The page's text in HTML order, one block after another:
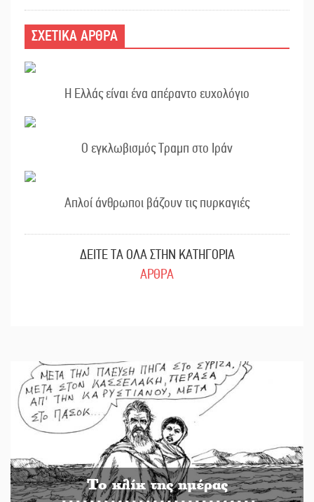
ΣΧΕΤΙΚΑ ΑΡΘΡΑ
Η Ελλάς είναι ένα απέραντο ευχολόγιο
Ο εγκλωβισμός Τραμπ στο Ιράν
Απλοί άνθρωποι βάζουν τις πυρκαγιές
ΔΕΙΤΕ ΤΑ ΟΛΑ ΣΤΗΝ ΚΑΤΗΓΟΡΙΑ
ΑΡΘΡΑ
Το κλίκ της ημέρας